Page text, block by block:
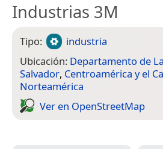
Industrias 3M
Tipo:
industria
Ubicación: Departamento de
Salvador, Centroamérica y el
Norteamérica
Ver en Open­Street­Map